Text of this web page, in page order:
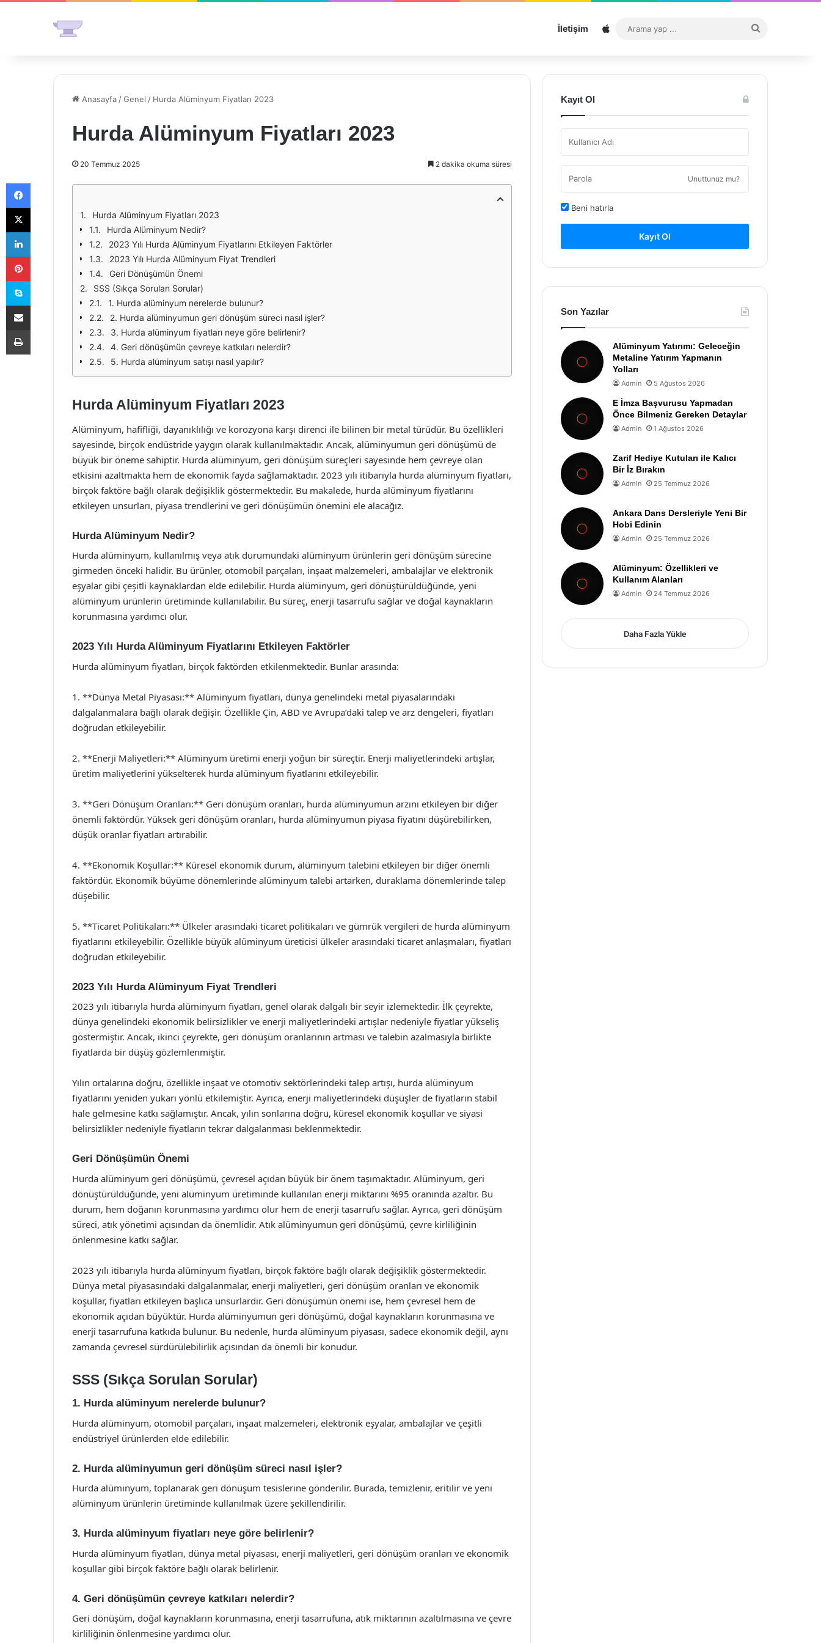
İletişim Sitemap
...
Anasayfa /Genel / Hurda Alüminyum Fiyatları 2023
Hurda Alüminyum Fiyatları 2023
20 Temmuz 2025 2 dakika okuma süresi
Hurda Alüminyum Fiyatları 2023
Hurda Alüminyum Nedir?
2023 Yılı Hurda Alüminyum Fiyatlarını Etkileyen Faktörler
2023 Yılı Hurda Alüminyum Fiyat Trendleri
Geri Dönüşümün Önemi
SSS (Sıkça Sorulan Sorular)
1. Hurda alüminyum nerelerde bulunur?
2. Hurda alüminyumun geri dönüşüm süreci nasıl işler?
3. Hurda alüminyum fiyatları neye göre belirlenir?
4. Geri dönüşümün çevreye katkıları nelerdir?
5. Hurda alüminyum satışı nasıl yapılır?
Hurda Alüminyum Fiyatları 2023
Alüminyum, hafifliği, dayanıklılığı ve korozyona karşı direnci ile bilinen bir metal türüdür. Bu özellikleri
sayesinde, birçok endüstride yaygın olarak kullanılmaktadır. Ancak, alüminyumun geri dönüşümü de
büyük bir öneme sahiptir. Hurda alüminyum, geri dönüşüm süreçleri sayesinde hem çevreye olan
etkisini azaltmakta hem de ekonomik fayda sağlamaktadır. 2023 yılı itibarıyla hurda alüminyum fiyatları,
birçok faktöre bağlı olarak değişiklik göstermektedir. Bu makalede, hurda alüminyum fiyatlarını
etkileyen unsurları, piyasa trendlerini ve geri dönüşümün önemini ele alacağız.
Hurda Alüminyum Nedir?
Hurda alüminyum, kullanılmış veya atık durumundaki alüminyum ürünlerin geri dönüşüm sürecine
girmeden önceki halidir. Bu ürünler, otomobil parçaları, inşaat malzemeleri, ambalajlar ve elektronik
eşyalar gibi çeşitli kaynaklardan elde edilebilir. Hurda alüminyum, geri dönüştürüldüğünde, yeni
alüminyum ürünlerin üretiminde kullanılabilir. Bu süreç, enerji tasarrufu sağlar ve doğal kaynakların
korunmasına yardımcı olur.
2023 Yılı Hurda Alüminyum Fiyatlarını Etkileyen Faktörler
Hurda alüminyum fiyatları, birçok faktörden etkilenmektedir. Bunlar arasında:
1. **Dünya Metal Piyasası:** Alüminyum fiyatları, dünya genelindeki metal piyasalarındaki
dalgalanmalara bağlı olarak değişir. Özellikle Çin, ABD ve Avrupa’daki talep ve arz dengeleri, fiyatları
doğrudan etkileyebilir.
2. **Enerji Maliyetleri:** Alüminyum üretimi enerji yoğun bir süreçtir. Enerji maliyetlerindeki artışlar,
üretim maliyetlerini yükselterek hurda alüminyum fiyatlarını etkileyebilir.
3. **Geri Dönüşüm Oranları:** Geri dönüşüm oranları, hurda alüminyumun arzını etkileyen bir diğer
önemli faktördür. Yüksek geri dönüşüm oranları, hurda alüminyumun piyasa fiyatını düşürebilirken,
düşük oranlar fiyatları artırabilir.
4. **Ekonomik Koşullar:** Küresel ekonomik durum, alüminyum talebini etkileyen bir diğer önemli
faktördür. Ekonomik büyüme dönemlerinde alüminyum talebi artarken, duraklama dönemlerinde talep
düşebilir.
5. **Ticaret Politikaları:** Ülkeler arasındaki ticaret politikaları ve gümrük vergileri de hurda alüminyum
fiyatlarını etkileyebilir. Özellikle büyük alüminyum üreticisi ülkeler arasındaki ticaret anlaşmaları, fiyatları
doğrudan etkileyebilir.
2023 Yılı Hurda Alüminyum Fiyat Trendleri
2023 yılı itibarıyla hurda alüminyum fiyatları, genel olarak dalgalı bir seyir izlemektedir. İlk çeyrekte,
dünya genelindeki ekonomik belirsizlikler ve enerji maliyetlerindeki artışlar nedeniyle fiyatlar yükseliş
göstermiştir. Ancak, ikinci çeyrekte, geri dönüşüm oranlarının artması ve talebin azalmasıyla birlikte
fiyatlarda bir düşüş gözlemlenmiştir.
Yılın ortalarına doğru, özellikle inşaat ve otomotiv sektörlerindeki talep artışı, hurda alüminyum
fiyatlarını yeniden yukarı yönlü etkilemiştir. Ayrıca, enerji maliyetlerindeki düşüşler de fiyatların stabil
hale gelmesine katkı sağlamıştır. Ancak, yılın sonlarına doğru, küresel ekonomik koşullar ve siyasi
belirsizlikler nedeniyle fiyatların tekrar dalgalanması beklenmektedir.
Geri Dönüşümün Önemi
Hurda alüminyum geri dönüşümü, çevresel açıdan büyük bir önem taşımaktadır. Alüminyum, geri
dönüştürüldüğünde, yeni alüminyum üretiminde kullanılan enerji miktarını %95 oranında azaltır. Bu
durum, hem doğanın korunmasına yardımcı olur hem de enerji tasarrufu sağlar. Ayrıca, geri dönüşüm
süreci, atık yönetimi açısından da önemlidir. Atık alüminyumun geri dönüşümü, çevre kirliliğinin
önlenmesine katkı sağlar.
2023 yılı itibarıyla hurda alüminyum fiyatları, birçok faktöre bağlı olarak değişiklik göstermektedir.
Dünya metal piyasasındaki dalgalanmalar, enerji maliyetleri, geri dönüşüm oranları ve ekonomik
koşullar, fiyatları etkileyen başlıca unsurlardır. Geri dönüşümün önemi ise, hem çevresel hem de
ekonomik açıdan büyüktür. Hurda alüminyumun geri dönüşümü, doğal kaynakların korunmasına ve
enerji tasarrufuna katkıda bulunur. Bu nedenle, hurda alüminyum piyasası, sadece ekonomik değil, aynı
zamanda çevresel sürdürülebilirlik açısından da önemli bir konudur.
SSS (Sıkça Sorulan Sorular)
1. Hurda alüminyum nerelerde bulunur?
Hurda alüminyum, otomobil parçaları, inşaat malzemeleri, elektronik eşyalar, ambalajlar ve çeşitli
endüstriyel ürünlerden elde edilebilir.
2. Hurda alüminyumun geri dönüşüm süreci nasıl işler?
Hurda alüminyum, toplanarak geri dönüşüm tesislerine gönderilir. Burada, temizlenir, eritilir ve yeni
alüminyum ürünlerin üretiminde kullanılmak üzere şekillendirilir.
3. Hurda alüminyum fiyatları neye göre belirlenir?
Hurda alüminyum fiyatları, dünya metal piyasası, enerji maliyetleri, geri dönüşüm oranları ve ekonomik
koşullar gibi birçok faktöre bağlı olarak belirlenir.
4. Geri dönüşümün çevreye katkıları nelerdir?
Geri dönüşüm, doğal kaynakların korunmasına, enerji tasarrufuna, atık miktarının azaltılmasına ve çevre
kirliliğinin önlenmesine yardımcı olur.
Kayıt Ol
Unuttunuz mu?
Beni hatırla
Kayıt Ol
Son Yazılar
Alüminyum Yatırımı: Geleceğin
Metaline Yatırım Yapmanın
Yolları
Admin 5 Ağustos 2026
E İmza Başvurusu Yapmadan
Önce Bilmeniz Gereken Detaylar
Admin 1 Ağustos 2026
Zarif Hediye Kutuları ile Kalıcı
Bir İz Bırakın
Admin 25 Temmuz 2026
Ankara Dans Dersleriyle Yeni Bir
Hobi Edinin
Admin 25 Temmuz 2026
Alüminyum: Özellikleri ve
Kullanım Alanları
Admin 24 Temmuz 2026
Daha Fazla Yükle
Facebook
X
LinkedIn
Pinterest
Skype
E-Posta ile paylaş